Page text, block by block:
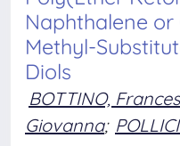
Naphthalene
Methyl-
Diols
BOTTINO,
Giovanna;